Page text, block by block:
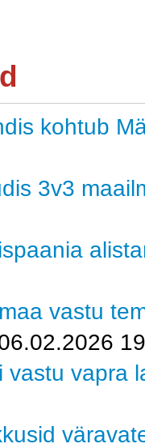
kohtub
3v3
vastu
vastu vapra